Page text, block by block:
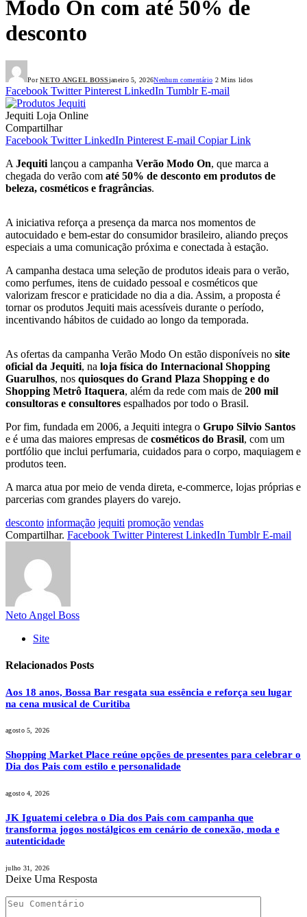
Modo On com até 50% de
desconto
Por NETO ANGEL BOSSjaneiro 5, 2026Nenhum comentário 2 Mins lidos
Facebook Twitter Pinterest LinkedIn Tumblr E-mail
Jequiti Loja Online
Compartilhar
Facebook Twitter LinkedIn Pinterest E-mail Copiar Link
A Jequiti lançou a campanha Verão Modo On, que marca a
chegada do verão com até 50% de desconto em produtos de
beleza, cosméticos e fragrâncias.
A iniciativa reforça a presença da marca nos momentos de
autocuidado e bem-estar do consumidor brasileiro, aliando preços
especiais a uma comunicação próxima e conectada à estação.
A campanha destaca uma seleção de produtos ideais para o verão,
como perfumes, itens de cuidado pessoal e cosméticos que
valorizam frescor e praticidade no dia a dia. Assim, a proposta é
tornar os produtos Jequiti mais acessíveis durante o período,
incentivando hábitos de cuidado ao longo da temporada.
As ofertas da campanha Verão Modo On estão disponíveis no site
oficial da Jequiti, na loja física do Internacional Shopping
Guarulhos, nos quiosques do Grand Plaza Shopping e do
Shopping Metrô Itaquera, além da rede com mais de 200 mil
consultoras e consultores espalhados por todo o Brasil.
Por fim, fundada em 2006, a Jequiti integra o Grupo Silvio Santos
e é uma das maiores empresas de cosméticos do Brasil, com um
portfólio que inclui perfumaria, cuidados para o corpo, maquiagem e
produtos teen.
A marca atua por meio de venda direta, e-commerce, lojas próprias e
parcerias com grandes players do varejo.
desconto informação jequiti promoção vendas
Compartilhar. Facebook Twitter Pinterest LinkedIn Tumblr E-mail
Neto Angel Boss
Site
Relacionados Posts
Aos 18 anos, Bossa Bar resgata sua essência e reforça seu lugar
na cena musical de Curitiba
agosto 5, 2026
Shopping Market Place reúne opções de presentes para celebrar o
Dia dos Pais com estilo e personalidade
agosto 4, 2026
JK Iguatemi celebra o Dia dos Pais com campanha que
transforma jogos nostálgicos em cenário de conexão, moda e
autenticidade
julho 31, 2026
Deixe Uma Resposta